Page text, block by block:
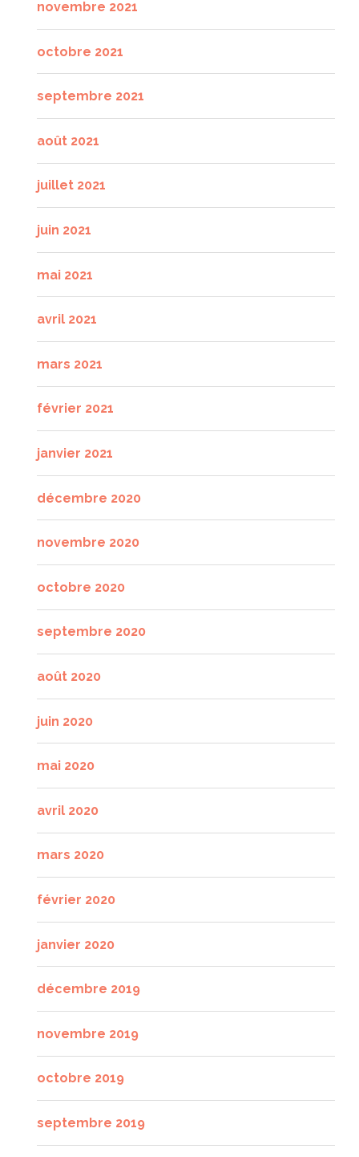
novembre 2021
octobre 2021
septembre 2021
août 2021
juillet 2021
juin 2021
mai 2021
avril 2021
mars 2021
février 2021
janvier 2021
décembre 2020
novembre 2020
octobre 2020
septembre 2020
août 2020
juin 2020
mai 2020
avril 2020
mars 2020
février 2020
janvier 2020
décembre 2019
novembre 2019
octobre 2019
septembre 2019